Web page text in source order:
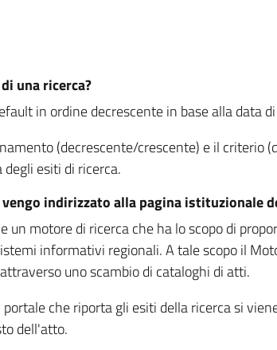
una ricerca?
in ordine decrescente in base alla data
(decrescente/crescente) e il
esiti di ricerca.
indirizzato alla pagina istituzionale
un motore di ricerca che ha lo scopo di
informativi regionali. A tale scopo il
uno scambio di cataloghi di atti.
che riporta gli esiti della ricerca si
dell'atto.